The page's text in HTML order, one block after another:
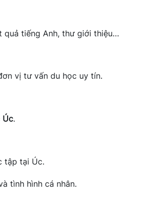
quả tiếng Anh, thư giới thiệu…
vị tư vấn du học uy tín.
Úc.
tập tại Úc.
tình hình cá nhân.